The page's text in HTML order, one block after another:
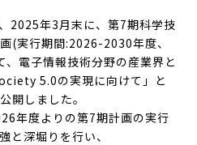
2025年3月末に、第7期科学技
(実行期間:2026-2030年度、
電子情報技術分野の産業界と
5.0の実現に向けて」と
開しました。
年度よりの第7期計画の実行
と深堀りを行い、